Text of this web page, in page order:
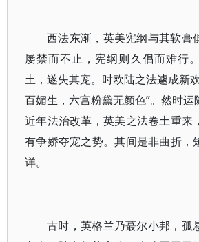
西法东渐，英美宪纲与其软膏
屡禁而不止，宪纲则久倡而难行
土，遂失其宠。时欧陆之法遽成新
百媚生，六宫粉黛无颜色”。然时运
近年法治改革，英美之法卷土重来
有争娇夺宠之势。其间是非曲折，
详。
古时，英格兰乃蕞尔小邦，孤